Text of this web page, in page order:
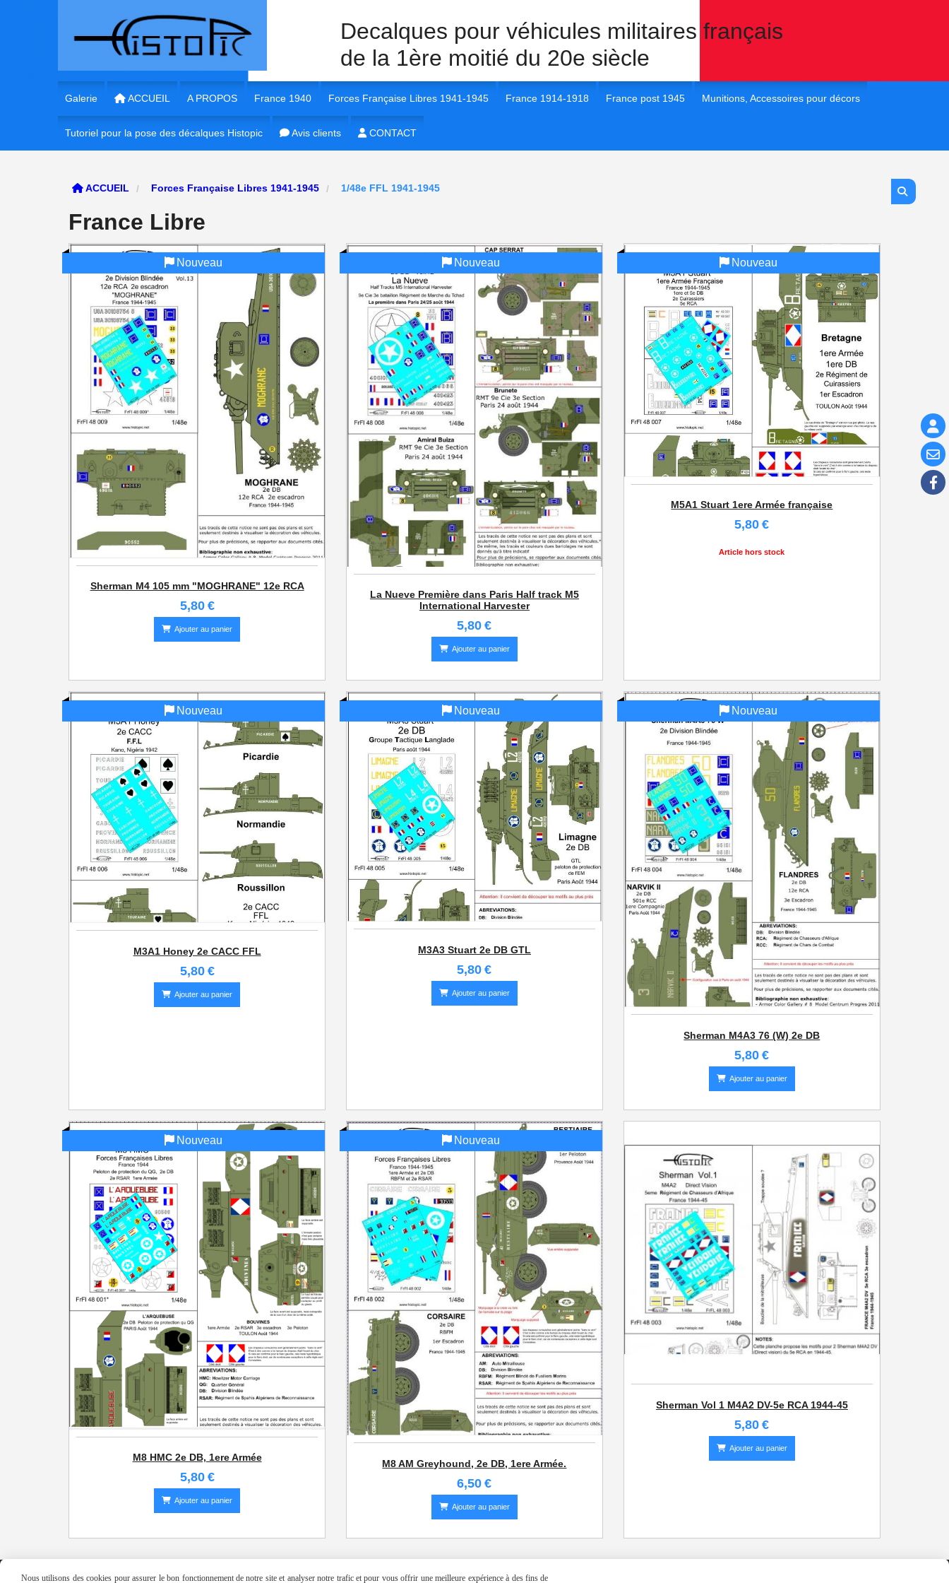
Decalques pour véhicules militaires français
de la 1ère moitié du 20e siècle
Galerie ACCUEIL A PROPOS France 1940
1/35e France 40 Véhicules et unités
1/56e France 1940
1/48e France 40
1/87e France 1940
Forces Française Libres 1941-1945
1/35e FFL 1941-1945
1/48e FFL 1941-1945
1/87e FFL 1941-1945
France 1914-1918 France post 1945
1/48e France Post 45
Munitions, Accessoires pour décors
Tutoriel pour la pose des décalques Histopic Avis clients CONTACT
ACCUEIL Forces Française Libres 1941-1945 1/48e FFL 1941-1945
France Libre
Nouveau
Sherman M4 105 mm "MOGHRANE" 12e RCA
5,80€
Ajouter au panier
Nouveau
La Nueve Première dans Paris Half track M5
International Harvester
5,80 €
Ajouter au panier
Nouveau
M5A1 Stuart 1ere Armée française
5,80 €
Article hors stock
Nouveau
M3A1 Honey 2e CACC FFL
5,80€
Ajouter au panier
Nouveau
M3A3 Stuart 2e DB GTL
5,80 €
Ajouter au panier
Nouveau
Sherman M4A3 76 (W) 2e DB
5,80 €
Ajouter au panier
Nouveau
M8 HMC 2e DB, 1ere Armée
5,80€
Ajouter au panier
Nouveau
M8 AM Greyhound, 2e DB, 1ere Armée.
6,50 €
Ajouter au panier
Sherman Vol 1 M4A2 DV-5e RCA 1944-45
5,80 €
Ajouter au panier
©Histopic 2015 - Laurent Deneu
Nous utilisons des cookies pour assurer le bon fonctionnement de notre site et analyser notre trafic et pour vous offrir une meilleure expérience à des fins de